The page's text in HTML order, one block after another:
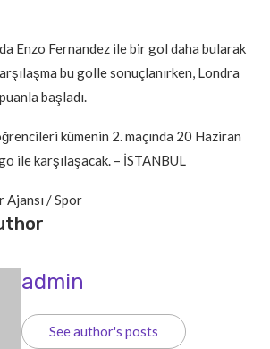
Enzo Fernandez ile bir gol daha bularak
bu golle sonuçlanırken, Londra
başladı.
kümenin 2. maçında 20 Haziran
ile karşılaşacak. – İSTANBUL
Ajansı / Spor
admin
See author's posts